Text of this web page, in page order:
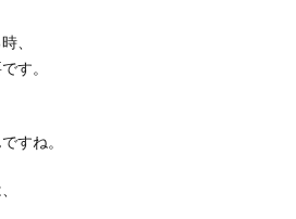
、
す。
すね。